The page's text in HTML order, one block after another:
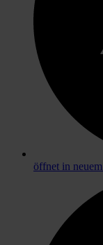
öffnet in